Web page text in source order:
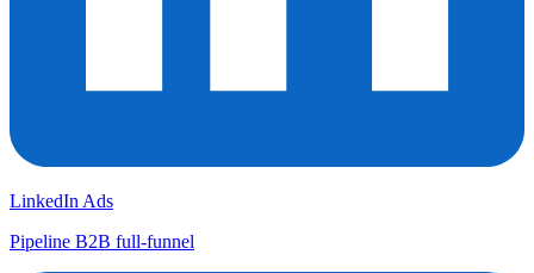
LinkedIn Ads
Pipeline B2B full-funnel